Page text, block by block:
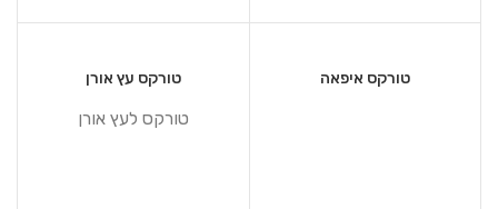
טורקס איפאה טורקס עץ אורן
טורקס לעץ אורן